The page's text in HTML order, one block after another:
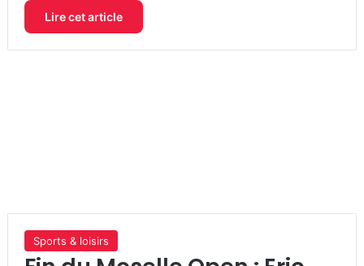
Lire cet article
Sports & loisirs